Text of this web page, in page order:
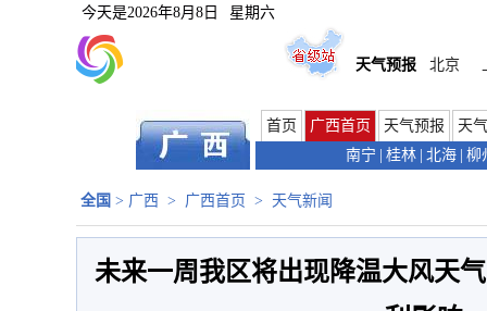
今天是2026年8月8日 星期六
天气预报 北京
首页 广西首页 天气预报
天
南宁
桂林 北海 柳
全国 > 广西 > 广西首页 > 天气新闻
未来一周我区将出现降温大风天